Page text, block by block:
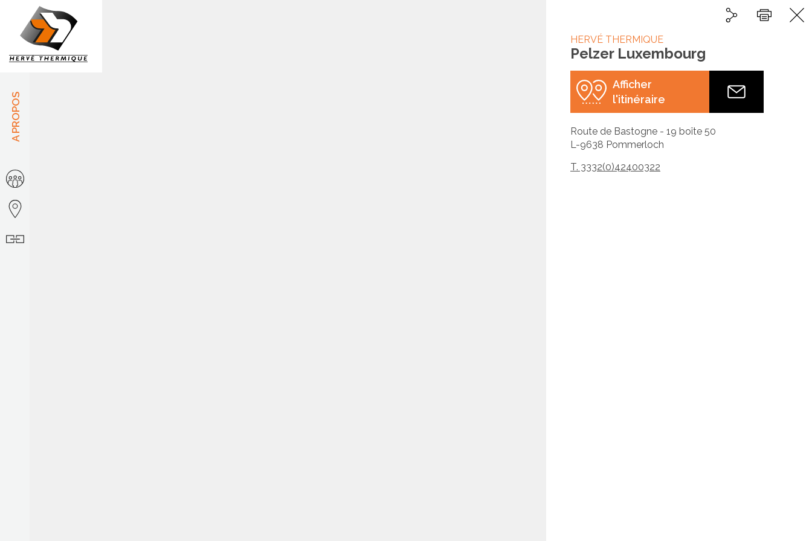
A PROPOS
Partager
Partager sur
Partager
Imprimer
HERVÉ THERMIQUE
Pelzer Luxembourg
Afficher
l'itinéraire
Route de Bastogne - 19 boîte 50
L-9638 Pommerloch
T. 3332(0)42400322
Panneau de gestion des cookies